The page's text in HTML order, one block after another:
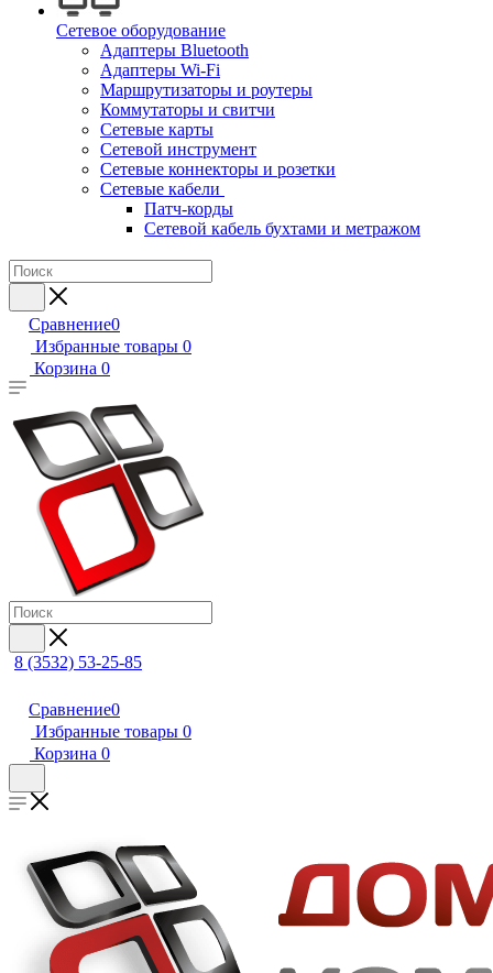
Сетевое оборудование
Адаптеры Bluetooth
Адаптеры Wi-Fi
Маршрутизаторы и роутеры
Коммутаторы и свитчи
Сетевые карты
Сетевой инструмент
Сетевые коннекторы и розетки
Сетевые кабели
Патч-корды
Сетевой кабель бухтами и метражом
Сравнение0
Избранные товары 0
Корзина 0
8 (3532) 53-25-85
Сравнение0
Избранные товары 0
Корзина 0